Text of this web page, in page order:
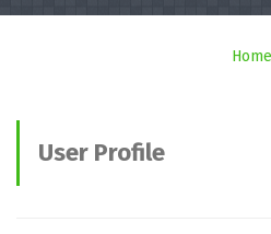
Home
User Profile